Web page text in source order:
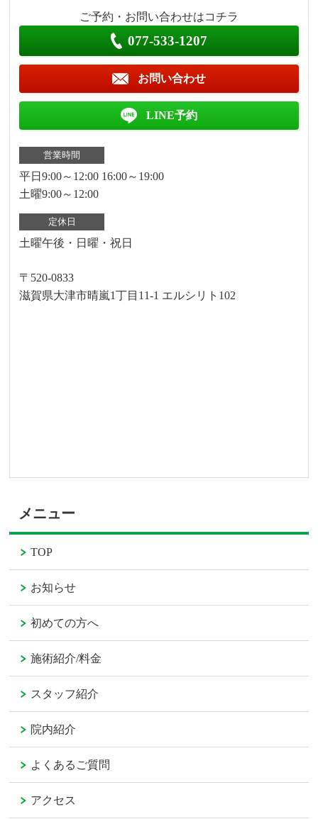
ご予約・お問い合わせはコチラ
077-533-1207
お問い合わせ
LINE予約
営業時間
平日9:00～12:00 16:00～19:00
土曜9:00～12:00
定休日
土曜午後・日曜・祝日
〒520-0833
滋賀県大津市晴嵐1丁目11-1 エルシリト102
メニュー
TOP
お知らせ
初めての方へ
施術紹介/料金
スタッフ紹介
院内紹介
よくあるご質問
アクセス